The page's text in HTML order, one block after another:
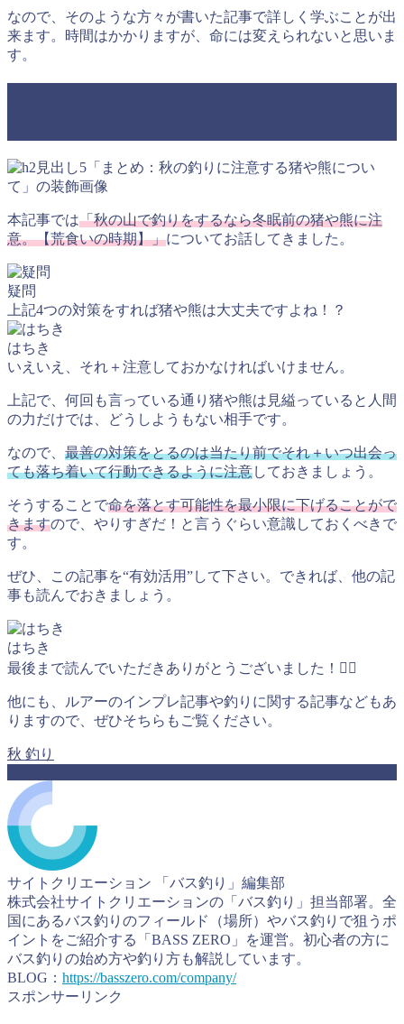
なので、そのような方々が書いた記事で詳しく学ぶことが出
来ます。時間はかかりますが、命には変えられないと思いま
す。
本記事では「秋の山で釣りをするなら冬眠前の猪や熊に注
意。【荒食いの時期】」についてお話してきました。
疑問
上記4つの対策をすれば猪や熊は大丈夫ですよね！？
はちき
いえいえ、それ＋注意しておかなければいけません。
上記で、何回も言っている通り猪や熊は見縊っていると人間
の力だけでは、どうしようもない相手です。
なので、 最善の対策をとるのは当たり前でそれ＋いつ出会っ
ても落ち着いて行動できるように注意しておきましょう。
そうすることで命を落とす可能性を最小限に下げることがで
きますので、やりすぎだ！と言うぐらい意識しておくべきで
す。
ぜひ、この記事を“有効活用”して下さい。できれば、他の記
事も読んでおきましょう。
はちき
最後まで読んでいただきありがとうございました！🙇‍♂️
他にも、ルアーのインプレ記事や釣りに関する記事などもあ
りますので、ぜひそちらもご覧ください。
秋 釣り
サイトクリエーション 「バス釣り」編集部
株式会社サイトクリエーションの「バス釣り」担当部署。全
国にあるバス釣りのフィールド（場所）やバス釣りで狙うポ
イントをご紹介する「BASS ZERO」を運営。初心者の方に
バス釣りの始め方や釣り方も解説しています。
BLOG： https://basszero.com/company/
スポンサーリンク